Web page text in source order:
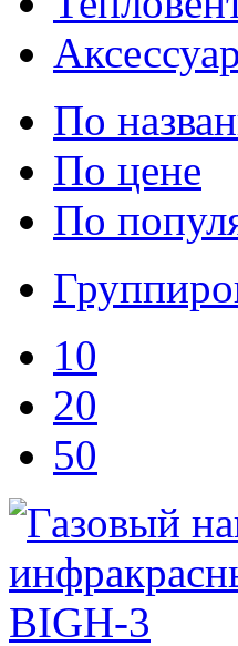
По
По цене
По
10
20
50